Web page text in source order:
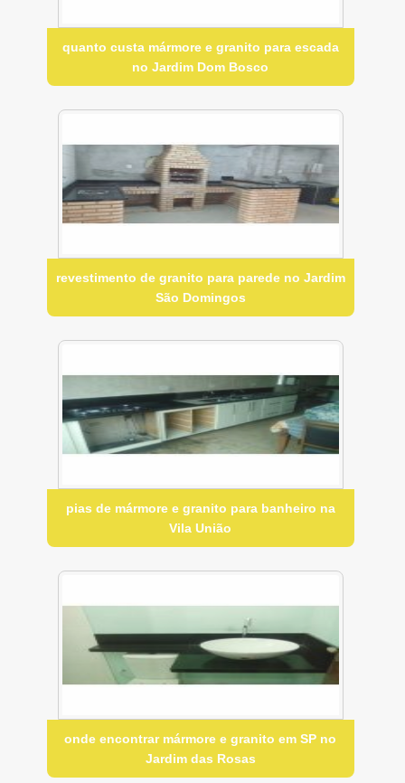
quanto custa mármore e granito para escada
no Jardim Dom Bosco
revestimento de granito para parede no Jardim
São Domingos
pias de mármore e granito para banheiro na
Vila União
onde encontrar mármore e granito em SP no
Jardim das Rosas